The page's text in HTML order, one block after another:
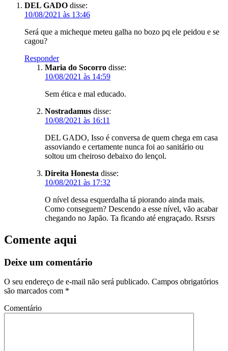
DEL GADO disse:
10/08/2021 às 13:46
Será que a micheque meteu galha no bozo pq ele peidou e se
cagou?
Responder
Maria do Socorro disse:
10/08/2021 às 14:59
Sem ética e mal educado.
Nostradamus disse:
10/08/2021 às 16:11
DEL GADO, Isso é conversa de quem chega em casa
assoviando e certamente nunca foi ao sanitário ou
soltou um cheiroso debaixo do lençol.
Direita Honesta disse:
10/08/2021 às 17:32
O nível dessa esquerdalha tá piorando ainda mais.
Como conseguem? Descendo a esse nível, vão acabar
chegando no Japão. Ta ficando até engraçado. Rsrsrs
Comente aqui
Deixe um comentário
O seu endereço de e-mail não será publicado. Campos obrigatórios
são marcados com *
Comentário